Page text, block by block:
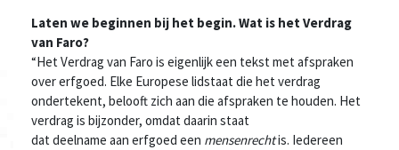
Laten we beginnen bij het begin.Wat is het Verdrag
van Faro?
“Het Verdrag van Faro is eigenlijk een tekst met afspraken
over erfgoed. Elke Europese lidstaat die het verdrag
ondertekent, belooft zich aan die afspraken te houden. Het
verdrag is bijzonder, omdat daarin staat
dat deelname aan erfgoed een mensenrechtis. Iedereen